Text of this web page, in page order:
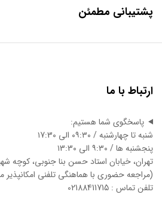
پشتیبانی مطمئن
ارتباط با ما
پاسخگوی شما هستیم:
شنبه تا چهارشنبه / ۰۹:۳۰ الی ۱7:3۰
پنجشنبه ها / ۹:۳۰ الی ۱3:3۰
تهران، خیابان استاد حسن بنا جنوبی، کوچه
(مراجعه حضوری با هماهنگی تلفنی
تلفن تماس : 02188411715